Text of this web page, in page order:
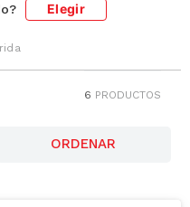
Elegir
6 PRODUCTOS